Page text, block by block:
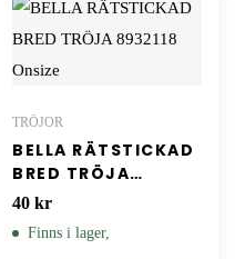
TRÖJOR
BELLA RÄTSTICKAD
BRED TRÖJA
8932118 Onsize
40 kr
Finns i lager,